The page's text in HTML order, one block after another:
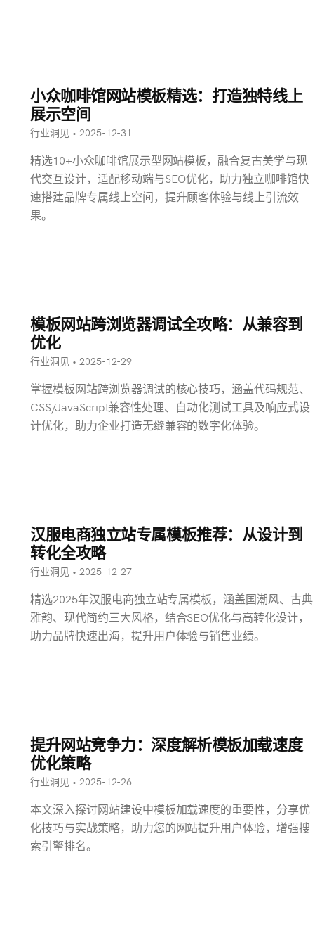
小众咖啡馆网站模板精选：打造独特线上
展示空间
行业洞见 • 2025-12-31
精选10+小众咖啡馆展示型网站模板，融合复古美学与现
代交互设计，适配移动端与SEO优化，助力独立咖啡馆快
速搭建品牌专属线上空间，提升顾客体验与线上引流效
果。
模板网站跨浏览器调试全攻略：从兼容到
优化
行业洞见 • 2025-12-29
掌握模板网站跨浏览器调试的核心技巧，涵盖代码规范、
CSS/JavaScript兼容性处理、自动化测试工具及响应式设
计优化，助力企业打造无缝兼容的数字化体验。
汉服电商独立站专属模板推荐：从设计到
转化全攻略
行业洞见 • 2025-12-27
精选2025年汉服电商独立站专属模板，涵盖国潮风、古典
雅韵、现代简约三大风格，结合SEO优化与高转化设计，
助力品牌快速出海，提升用户体验与销售业绩。
提升网站竞争力：深度解析模板加载速度
优化策略
行业洞见 • 2025-12-26
本文深入探讨网站建设中模板加载速度的重要性，分享优
化技巧与实战策略，助力您的网站提升用户体验，增强搜
索引擎排名。